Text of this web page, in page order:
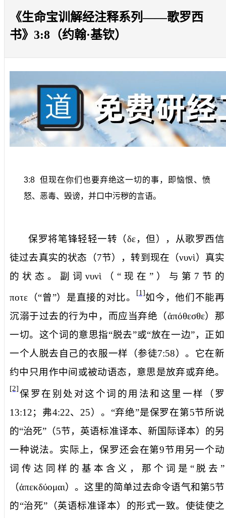
《生命宝训解经注释系列——歌罗西
书》3:8（约翰·基钦）
3:8 但现在你们也要弃绝这一切的事，即恼恨、愤
怒、恶毒、毁谤，并口中污秽的言语。
保罗将笔锋轻轻一转（δε，但），从歌罗西信
徒过去真实的状态（7节），转到 现在 （νυνὶ）真实
的状态。副词 νυνὶ （“现在”）与第 7 节的
ποτε （“曾”）是直接的对比。 [1]如今，他们不能再
沉溺于过去的行为中，而应当弃绝 （ἀπόθεσθε）那
一切。这个词的意思指“脱去”或“放在一边”，正如
一个人脱去自己的衣服一样（参徒7:58）。它在新
约中只用作中间或被动语态，意思是放弃或弃绝。
[2]保罗在别处对这个词的用法和这里一样（罗
13:12；弗4:22、 25）。“弃绝”是保罗在第5节所说
的“治死”（5节，英语标准译本、新国际译本）的另
一种说法。实际上，保罗还会在第9节用另一个动
词传达同样的基本含义，那个词是“脱去”
（ἀπεκδύομαι）。这里的简单过去命令语气和第5节
的“治死”（英语标准译本）的形式一致。使徒使之